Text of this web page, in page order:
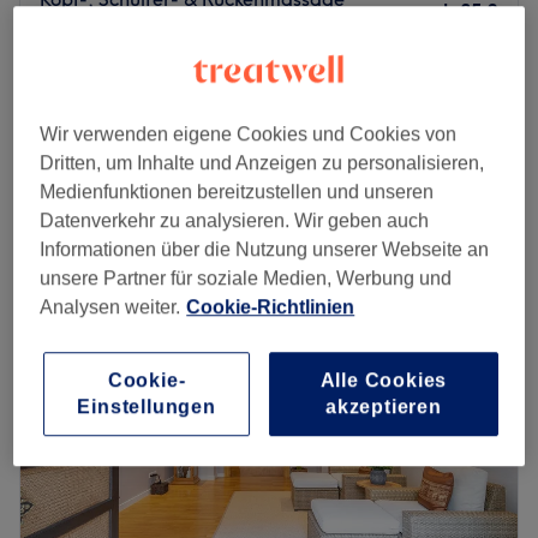
ab 35 €
Traditionelle Thai Massage
Tiefengewebsmassage (Deep Tissue)
45 Min. - 2 Std.
ab 60 €
Schnellansicht Saloninfos
Montag
Geschlossen
Dienstag
11:00–
Mittwoch
Donnerstag
11:00–22:00
Freitag
11:00–22:00
Samstag
11:00–22:00
Sonntag
11:00–22:00
Du wünschst dir Entspannung und einfach mal zur Ruhe
zu kommen? Khun Thaimassage im Herzen von Berlin
Wir verwenden eigene Cookies und Cookies von
Dritten, um Inhalte und Anzeigen zu personalisieren,
Medienfunktionen bereitzustellen und unseren
Datenverkehr zu analysieren. Wir geben auch
Informationen über die Nutzung unserer Webseite an
unsere Partner für soziale Medien, Werbung und
Analysen weiter. Cookie-Richtlinien
Cookie-
Einstellungen
Alle Cookies
akzeptieren